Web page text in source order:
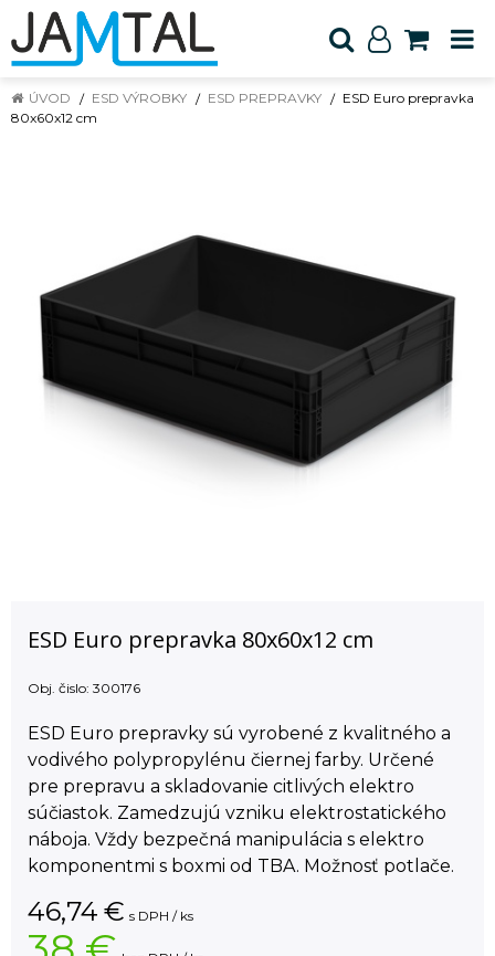
ÚVOD ESD VÝROBKY ESD PREPRAVKY
ESD Euro prepravka
80x60x12 cm
ESD Euro prepravka 80x60x12 cm
Obj. čislo: 300176
ESD Euro prepravky sú vyrobené z kvalitného a
vodivého polypropylénu čiernej farby. Určené
pre prepravu a skladovanie citlivých elektro
súčiastok. Zamedzujú vzniku elektrostatického
náboja. Vždy bezpečná manipulácia s elektro
komponentmi s boxmi od TBA. Možnosť potlače.
46,74 € s DPH / ks